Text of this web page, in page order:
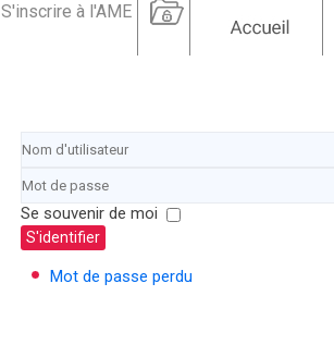
S'inscrire à l'AME
Se souvenir de moi
S'identifier
Mot de passe perdu